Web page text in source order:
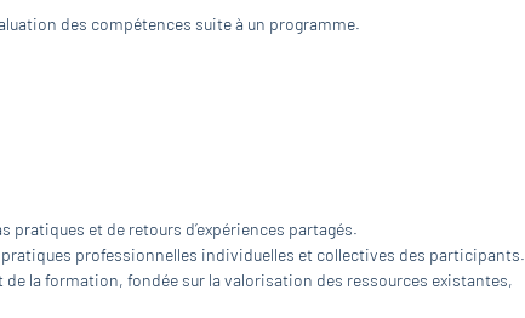
des compétences suite à un programme.
pratiques et de retours d’expériences partagés.
pratiques professionnelles individuelles et collectives des participants.
de la formation, fondée sur la valorisation des ressources existantes,